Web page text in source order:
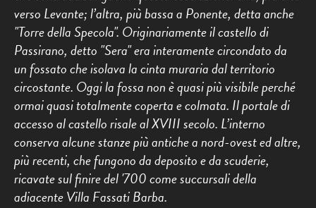
verso Levante; l’altra, più bassa a Ponente, detta anche
"Torre della Specola". Originariamente il castello di
Passirano, detto "Sera" era interamente circondato da
un fossato che isolava la cinta muraria dal territorio
circostante. Oggi la fossa non è quasi più visibile perché
ormai quasi totalmente coperta e colmata. Il portale di
accesso al castello risale al XVIII secolo. L’interno
conserva alcune stanze più antiche a nord-ovest ed altre,
più recenti, che fungono da deposito e da scuderie,
ricavate sul finire del '700 come succursali della
adiacente Villa Fassati Barba.